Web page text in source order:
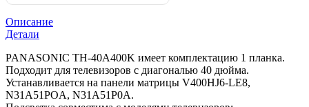
Описание
Детали
PANASONIC TH-40A400K имеет комплектацию 1 планка.
Подходит для телевизоров с диагональю 40 дюйма.
Устанавливается на панели матрицы V400HJ6-LE8,
N31A51POA, N31A51P0A.